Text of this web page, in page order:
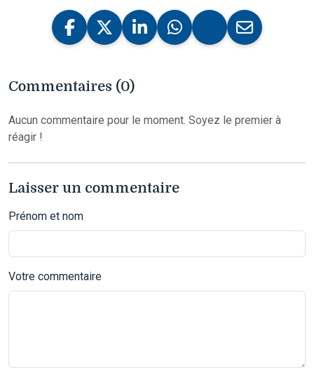
Commentaires (0)
Aucun commentaire pour le moment. Soyez le premier à
réagir !
Laisser un commentaire
Prénom et nom
Votre commentaire